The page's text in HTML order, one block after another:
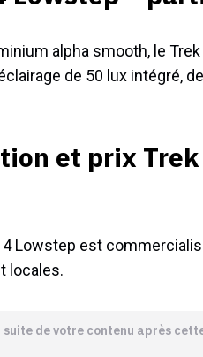
alpha smooth, le
de 50 lux intégré,
et prix
4 Lowstep est
locales.
suite de votre contenu après